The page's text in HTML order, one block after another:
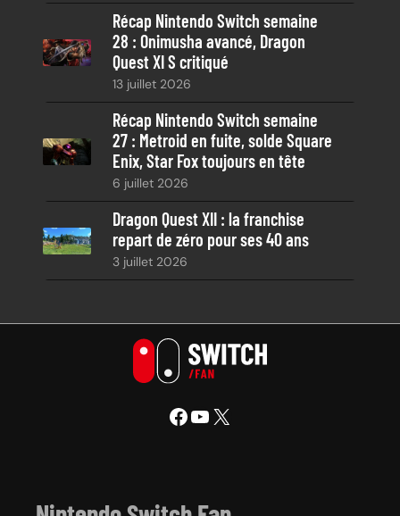
Récap Nintendo Switch semaine
28 : Onimusha avancé, Dragon
Quest XI S critiqué
13 juillet 2026
Récap Nintendo Switch semaine
27 : Metroid en fuite, solde Square
Enix, Star Fox toujours en tête
6 juillet 2026
Dragon Quest XII : la franchise
repart de zéro pour ses 40 ans
3 juillet 2026
Facebook YouTube X